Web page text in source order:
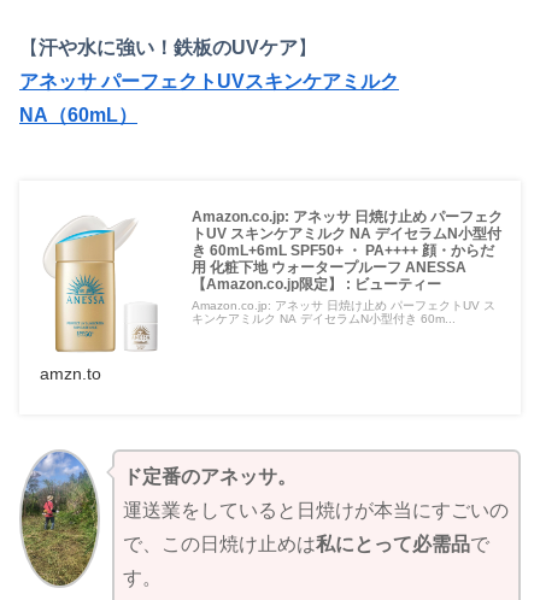
【汗や水に強い！鉄板のUVケア】
アネッサ パーフェクトUVスキンケアミルク
NA（60mL）
Amazon.co.jp: アネッサ 日焼け止め パーフェク
トUV スキンケアミルク NA デイセラムN小型付
き 60mL+6mL SPF50+ ・ PA++++ 顔・からだ
用 化粧下地 ウォータープルーフ ANESSA
【Amazon.co.jp限定】 : ビューティー
Amazon.co.jp: アネッサ 日焼け止め パーフェクトUV ス
キンケアミルク NA デイセラムN小型付き 60m...
amzn.to
ド定番のアネッサ。
運送業をしていると日焼けが本当にすごいの
で、この日焼け止めは私にとって必需品で
す。